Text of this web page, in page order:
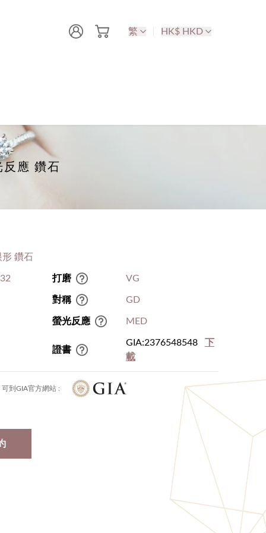
繁 HK$ HKD
應 鑽石
鑽石
打磨 VG
對稱 GD
螢光反應 MED
證書
GIA:2376548548
下
載
到GIA官方網站 :